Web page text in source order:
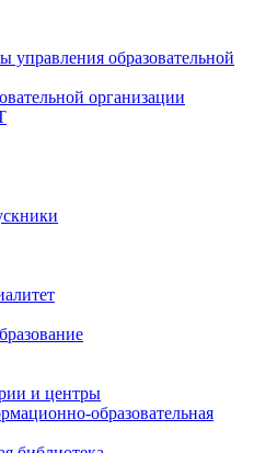
управления образовательной
организации
и центры
образовательная